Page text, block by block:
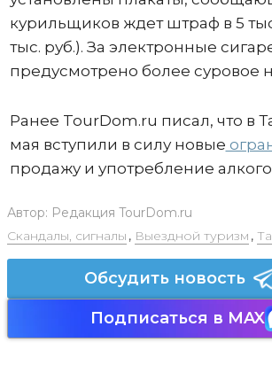
курильщиков ждет штраф в 5
тыс. руб.). За электронные
предусмотрено более суровое
Ранее TourDom.ru писал, что в
мая вступили в силу новые
продажу и употребление
Автор: Редакция TourDom.ru
Скандалы, сигналы , Выездной туризм ,
Обсудить новость
Подписаться в MAX